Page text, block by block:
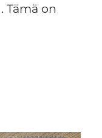
Tämä on